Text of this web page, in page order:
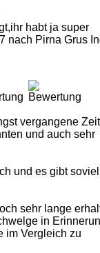
habt ja super
nach Pirna Grus
vergangene Zeit
und auch sehr
und es gibt
sehr lange
in
im Vergleich zu